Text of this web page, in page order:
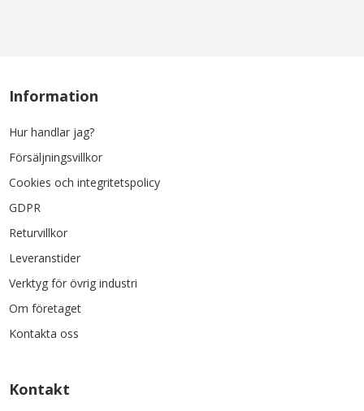
Information
Hur handlar jag?
Försäljningsvillkor
Cookies och integritetspolicy
GDPR
Returvillkor
Leveranstider
Verktyg för övrig industri
Om företaget
Kontakta oss
Kontakt